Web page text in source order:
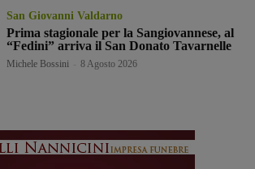
San Giovanni Valdarno
Prima stagionale per la Sangiovannese, al
“Fedini” arriva il San Donato Tavarnelle
Michele Bossini 8 Agosto 2026